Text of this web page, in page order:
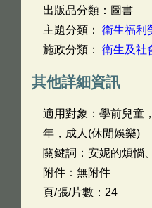
出版品分類：圖書
主題分類： 衛生福利
施政分類： 衛生及社
其他詳細資訊
適用對象：學前兒童
年，成人(休閒娛樂)
關鍵詞：安妮的煩惱
附件：無附件
頁/張/片數：24